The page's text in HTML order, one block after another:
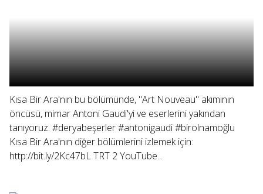
Kısa Bir Ara'nın bu bölümünde, "Art Nouveau" akımının
öncüsü, mimar Antoni Gaudi'yi ve eserlerini yakından
tanıyoruz. #deryabeşerler #antonigaudi #birolnamoğlu
Kısa Bir Ara'nın diğer bölümlerini izlemek için:
http://bit.ly/2Kc47bL TRT 2 YouTube...